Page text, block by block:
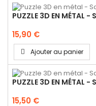
PUZZLE 3D EN MÉTAL -
15,90 €
Ajouter au panier
PUZZLE 3D EN MÉTAL -
15,50 €